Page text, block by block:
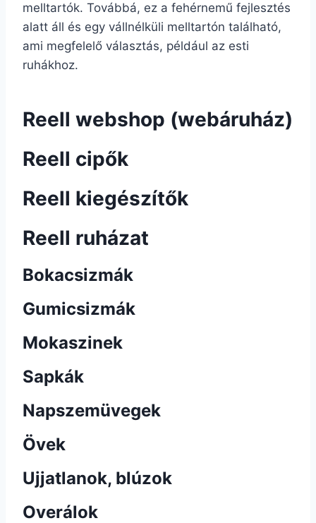
melltartók. Továbbá, ez a fehérnemű fejlesztés
alatt áll és egy vállnélküli melltartón található,
ami megfelelő választás, például az esti
ruhákhoz.
Reell webshop (webáruház)
Reell cipők
Reell kiegészítők
Reell ruházat
Bokacsizmák
Gumicsizmák
Mokaszinek
Sapkák
Napszemüvegek
Övek
Ujjatlanok, blúzok
Overálok